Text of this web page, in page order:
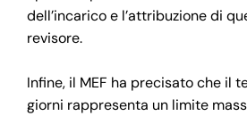
dell’incarico e l’attribuzione di
revisore.
Infine, il MEF ha precisato che il
giorni rappresenta un limite